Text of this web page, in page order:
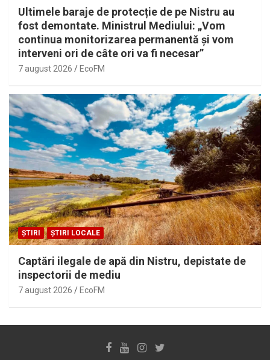
Ultimele baraje de protecție de pe Nistru au
fost demontate. Ministrul Mediului: „Vom
continua monitorizarea permanentă și vom
interveni ori de câte ori va fi necesar”
7 august 2026 EcoFM
ȘTIRI ȘTIRI LOCALE
Captări ilegale de apă din Nistru, depistate de
inspectorii de mediu
7 august 2026 EcoFM